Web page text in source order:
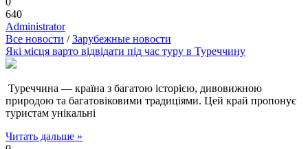
640
Administrator
Все новости /Зарубежные новости
Які місця варто відвідати під час туру в Туреччину
Туреччина — країна з багатою історією, дивовижною
природою та багатовіковими традиціями. Цей край пропонує
туристам унікальні
Читать дальше »